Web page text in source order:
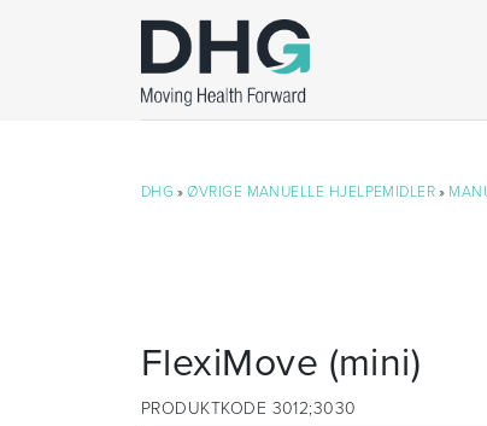
DHG »ØVRIGE MANUELLE HJELPEMIDLER »
FlexiMove (mini)
PRODUKTKODE 3012;3030